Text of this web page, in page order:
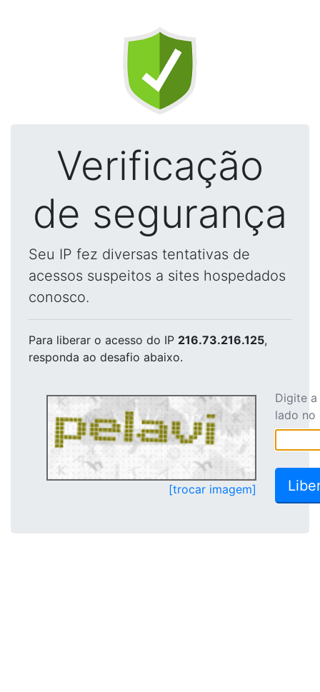
Verificação
de segurança
Seu IP fez diversas tentativas de
acessos suspeitos a sites hospedados
conosco.
Para liberar o acesso do IP 216.73.216.125,
responda ao desafio abaixo.
[trocar imagem]
Digite
lado no